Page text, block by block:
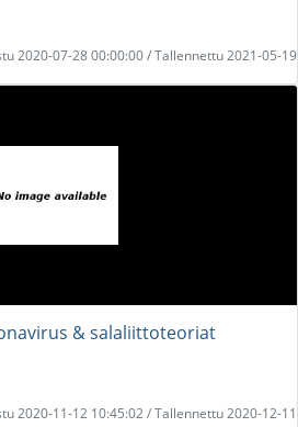
2020-07-28 00:00:00 / Tallennettu 2021-05-19
& salaliittoteoriat
2020-11-12 10:45:02 / Tallennettu 2020-12-11